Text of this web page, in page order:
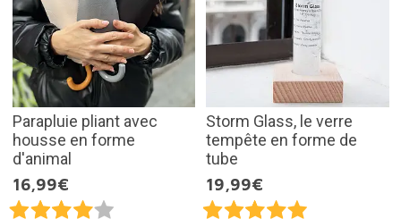
Parapluie pliant avec
housse en forme
d'animal
16,99€
Storm Glass, le verre
tempête en forme de
tube
19,99€